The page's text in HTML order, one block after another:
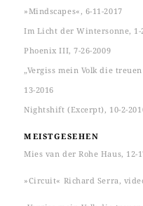
»Mindscapes«, 6-11-2017
Im Licht der Wintersonne, 1-
Phoenix III, 7-26-2009
„Vergiss mein Volk die
13-2016
Nightshift (Excerpt), 10-2-
MEISTGESEHEN
Mies van der Rohe Haus, 12-
»Circuit« Richard Serra,